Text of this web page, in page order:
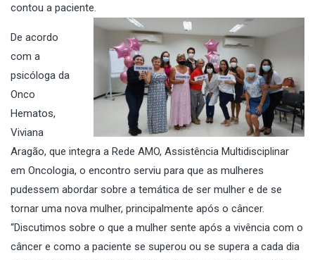
contou a paciente.
De acordo
com a
psicóloga da
Onco
Hematos,
Viviana
Aragão, que integra a Rede AMO, Assistência Multidisciplinar
em Oncologia, o encontro serviu para que as mulheres
pudessem abordar sobre a temática de ser mulher e de se
tornar uma nova mulher, principalmente após o câncer.
“Discutimos sobre o que a mulher sente após a vivência com o
câncer e como a paciente se superou ou se supera a cada dia